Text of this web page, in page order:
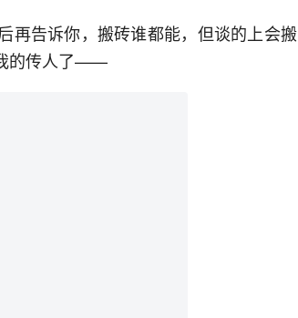
再告诉你，搬砖谁都能，但谈的上会搬
的传人了——